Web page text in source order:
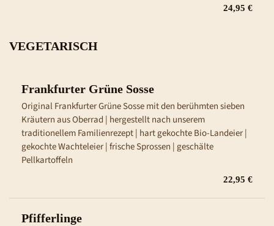
24,95 €
VEGETARISCH
Frankfurter Grüne Sosse
Original Frankfurter Grüne Sosse mit den berühmten sieben
Kräutern aus Oberrad | hergestellt nach unserem
traditionellem Familienrezept | hart gekochte Bio-Landeier |
gekochte Wachteleier | frische Sprossen | geschälte
Pellkartoffeln
22,95 €
Pfifferlinge